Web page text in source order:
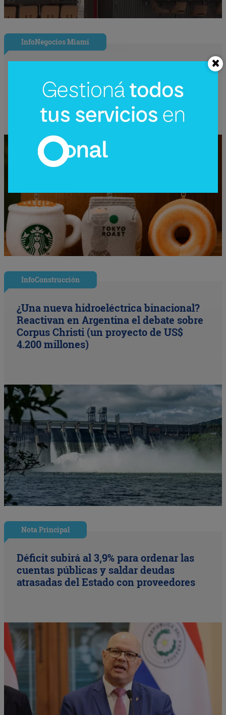
InfoNegocios Miami
coleccionable que vale más que el café
(el producto se convierte en ecosistema)
InfoConstrucción
¿Una nueva hidroeléctrica binacional?
Reactivan en Argentina el debate sobre
Corpus Christi (un proyecto de US$
4.200 millones)
Nota Principal
Déficit subirá al 3,9% para ordenar las
cuentas públicas y saldar deudas
atrasadas del Estado con proveedores